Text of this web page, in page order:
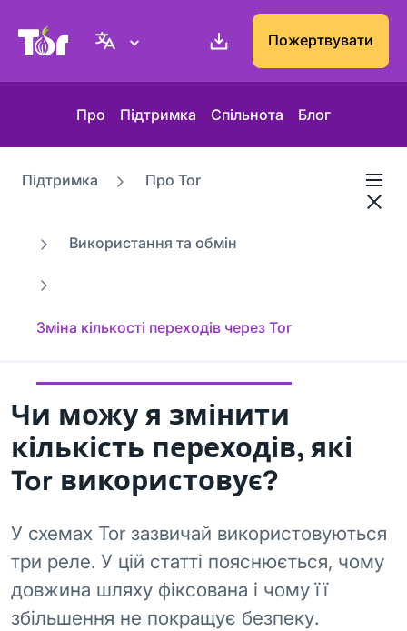
Вебсайт проєкту Tor Пожертвувати
Про Підтримка Спільнота Блог
Підтримка Про Tor
Використання та обмін
Зміна кількості переходів через Tor
Чи можу я змінити
кількість переходів, які
Tor використовує?
У схемах Tor зазвичай використовуються
три реле. У цій статті пояснюється, чому
довжина шляху фіксована і чому її
збільшення не покращує безпеку.